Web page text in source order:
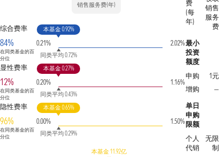
销售服务费(年)
综合费率
84%
在同类基金的百
分位
0.21%
本基金 0.92%
同类平均 0.72%
2.02%
显性费率
12%
在同类基金的百
分位
0.20%
本基金 0.27%
同类平均 0.43%
1.16%
隐性费率
96%
在同类基金的百
分位
0.00%
本基金 0.65%
同类平均 0.29%
1.50%
本基金 11.92亿
费
(每
年)
销售
服务
费
最小
投资
额度
申购
1元
增购
—
单日
申购
限额
个人
代销
无限
制